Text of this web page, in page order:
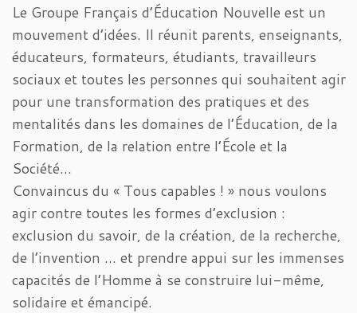
Le Groupe Français d’Éducation Nouvelle est un
mouvement d’idées. Il réunit parents, enseignants,
éducateurs, formateurs, étudiants, travailleurs
sociaux et toutes les personnes qui souhaitent agir
pour une transformation des pratiques et des
mentalités dans les domaines de l’Éducation, de la
Formation, de la relation entre l’École et la
Société…
Convaincus du « Tous capables ! » nous voulons
agir contre toutes les formes d’exclusion :
exclusion du savoir, de la création, de la recherche,
de l’invention … et prendre appui sur les immenses
capacités de l’Homme à se construire lui-même,
solidaire et émancipé.